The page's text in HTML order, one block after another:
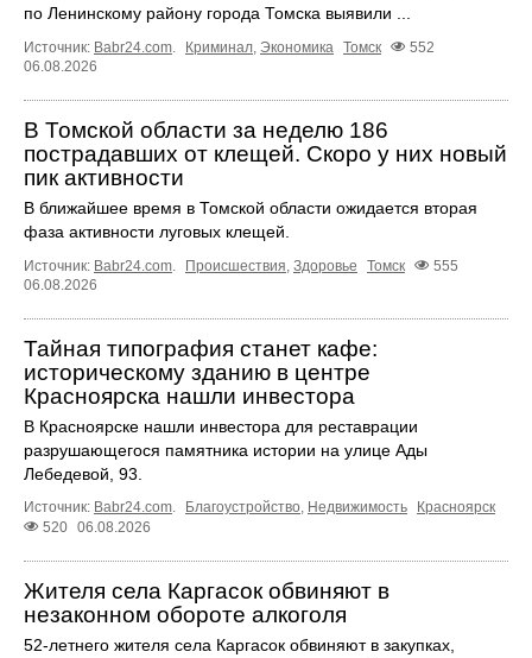
по Ленинскому району города Томска выявили ...
Источник: Babr24.com. Криминал, Экономика Томск
552
06.08.2026
В Томской области за неделю 186
пострадавших от клещей. Скоро у них новый
пик активности
В ближайшее время в Томской области ожидается вторая
фаза активности луговых клещей.
Источник: Babr24.com. Происшествия, Здоровье Томск
555
06.08.2026
Тайная типография станет кафе:
историческому зданию в центре
Красноярска нашли инвестора
В Красноярске нашли инвестора для реставрации
разрушающегося памятника истории на улице Ады
Лебедевой, 93.
Источник: Babr24.com. Благоустройство, Недвижимость
Красноярск
520 06.08.2026
Жителя села Каргасок обвиняют в
незаконном обороте алкоголя
52-летнего жителя села Каргасок обвиняют в закупках,